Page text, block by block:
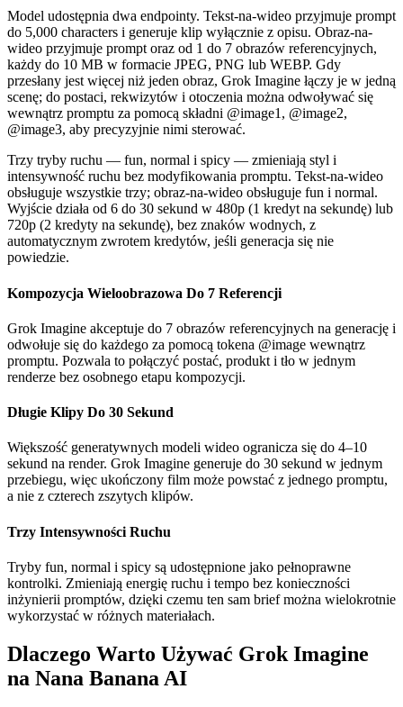
Model udostępnia dwa endpointy. Tekst-na-wideo przyjmuje prompt
do 5,000 characters i generuje klip wyłącznie z opisu. Obraz-na-
wideo przyjmuje prompt oraz od 1 do 7 obrazów referencyjnych,
każdy do 10 MB w formacie JPEG, PNG lub WEBP. Gdy
przesłany jest więcej niż jeden obraz, Grok Imagine łączy je w jedną
scenę; do postaci, rekwizytów i otoczenia można odwoływać się
wewnątrz promptu za pomocą składni @image1, @image2,
@image3, aby precyzyjnie nimi sterować.
Trzy tryby ruchu — fun, normal i spicy — zmieniają styl i
intensywność ruchu bez modyfikowania promptu. Tekst-na-wideo
obsługuje wszystkie trzy; obraz-na-wideo obsługuje fun i normal.
Wyjście działa od 6 do 30 sekund w 480p (1 kredyt na sekundę) lub
720p (2 kredyty na sekundę), bez znaków wodnych, z
automatycznym zwrotem kredytów, jeśli generacja się nie
powiedzie.
Kompozycja Wieloobrazowa Do 7 Referencji
Grok Imagine akceptuje do 7 obrazów referencyjnych na generację i
odwołuje się do każdego za pomocą tokena @image wewnątrz
promptu. Pozwala to połączyć postać, produkt i tło w jednym
renderze bez osobnego etapu kompozycji.
Długie Klipy Do 30 Sekund
Większość generatywnych modeli wideo ogranicza się do 4–10
sekund na render. Grok Imagine generuje do 30 sekund w jednym
przebiegu, więc ukończony film może powstać z jednego promptu,
a nie z czterech zszytych klipów.
Trzy Intensywności Ruchu
Tryby fun, normal i spicy są udostępnione jako pełnoprawne
kontrolki. Zmieniają energię ruchu i tempo bez konieczności
inżynierii promptów, dzięki czemu ten sam brief można wielokrotnie
wykorzystać w różnych materiałach.
Dlaczego Warto Używać Grok Imagine
na Nana Banana AI